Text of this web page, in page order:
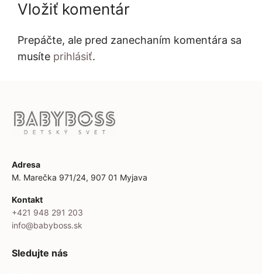
Vložiť komentár
Prepáčte, ale pred zanechaním komentára sa
musíte prihlásiť.
Adresa
M. Marečka 971/24, 907 01 Myjava
Kontakt
+421 948 291 203
info@babyboss.sk
Sledujte nás